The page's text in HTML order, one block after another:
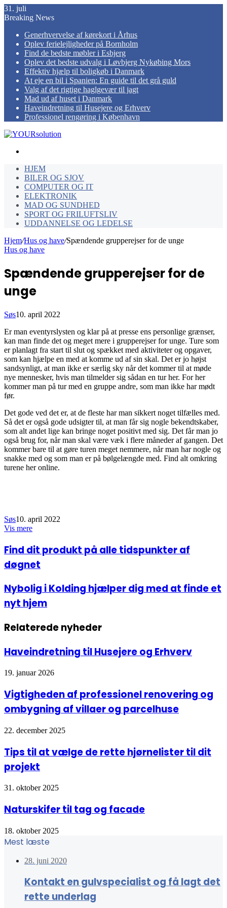
31. juli
Breaking News
Generhvervelse af kørekort i Århus
Oplev ferielejligheder på Bornholm
Find de bedste møbler i Esbjerg
Oplev det bedste udvalg i Løvbjerg Nykøbing Mors
Effektiv hjælp til boligkøb i Danmark
At eje en bil i Spanien: En guide til det grå guld
Valg af det rigtige haglgevær til jagt
Mad ud af huset i Danmark
Haveindretning til Husejere og Erhverv
Professionel rengøring i København
HJEM
BILER OG SJOV
COMPUTER OG IT
ELEKTRONIK
MAD OG SUNDHED
SPORT OG FRILUFTSLIV
UDDANNELSE OG LEDELSE
Hjem/Hus og have/Spændende grupperejser for de unge
Hus og have
Spændende grupperejser for de
unge
Søs10. april 2022
Er man eventyrslysten og klar på at presse ens personlige grænser,
kan man finde det og meget mere i grupperejser for unge. Ture som
er planlagt fra start til slut og spækket med aktiviteter og opgaver,
som kan hjælpe en med at komme ud af sin skal. Det er jo højst
sandsynligt, at man ikke er særlig sky når det kommer til at møde
nye mennesker, hvis man tilmelder sig sådan en tur her. For her
kommer man på tur med en gruppe andre, som man ikke har mødt
før.
Det gode ved det er, at de fleste har man sikkert noget tilfælles med.
Så det er også gode udsigter til, at man får sig nogle bekendtskaber,
som alt andet lige kan bringe noget positivt med sig. Det får man jo
også brug for, når man skal være væk i flere måneder af gangen. Det
kommer bare til at gøre turen meget nemmere, når man har nogle og
snakke med og som man er på bølgelængde med. Find alt omkring
turene her online.
Søs10. april 2022
Vis mere
Find
dit
produkt
alle
tidspunkter
af
døgnet
Find dit produkt på alle tidspunkter af
døgnet
Nybolig
i
Kolding
med
finde
et
hjem
Nybolig i Kolding hjælper dig med at finde et
nyt hjem
Relaterede nyheder
Haveindretning til Husejere og Erhverv
19. januar 2026
Vigtigheden af professionel renovering og
ombygning af villaer og parcelhuse
22. december 2025
Tips til at vælge de rette hjørnelister til dit
projekt
31. oktober 2025
Naturskifer til tag og facade
18. oktober 2025
Mest læste
28. juni 2020
Kontakt en gulvspecialist og få lagt det
rette underlag